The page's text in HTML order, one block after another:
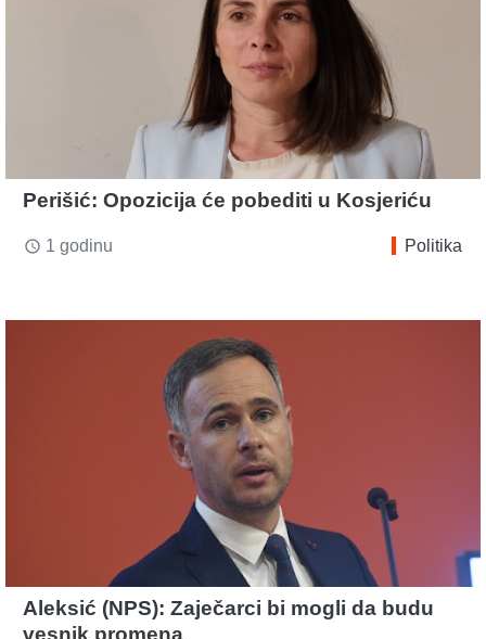
Perišić: Opozicija će pobediti u Kosjeriću
access_time 1 godinu Politika
Aleksić (NPS): Zaječarci bi mogli da budu